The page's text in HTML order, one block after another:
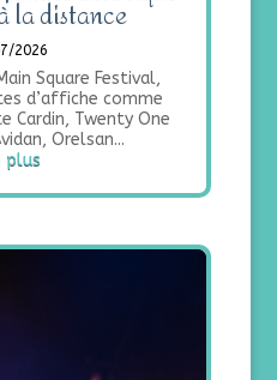
la distance
2026
Square Festival,
d’affiche comme
Cardin, Twenty One
Orelsan...
plus